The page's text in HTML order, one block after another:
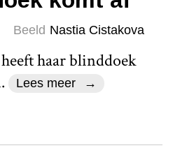
Beeld Nastia Cistakova
haar blinddoek
Lees meer